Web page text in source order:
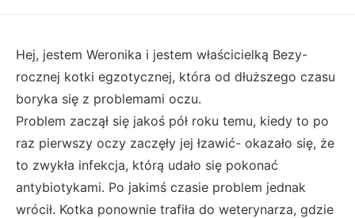
Hej, jestem Weronika i jestem właścicielką Bezy-
rocznej kotki egzotycznej, która od dłuższego czasu
boryka się z problemami oczu.
Problem zaczął się jakoś pół roku temu, kiedy to po
raz pierwszy oczy zaczęły jej łzawić- okazało się, że
to zwykła infekcja, którą udało się pokonać
antybiotykami. Po jakimś czasie problem jednak
wrócił. Kotka ponownie trafiła do weterynarza, gdzie